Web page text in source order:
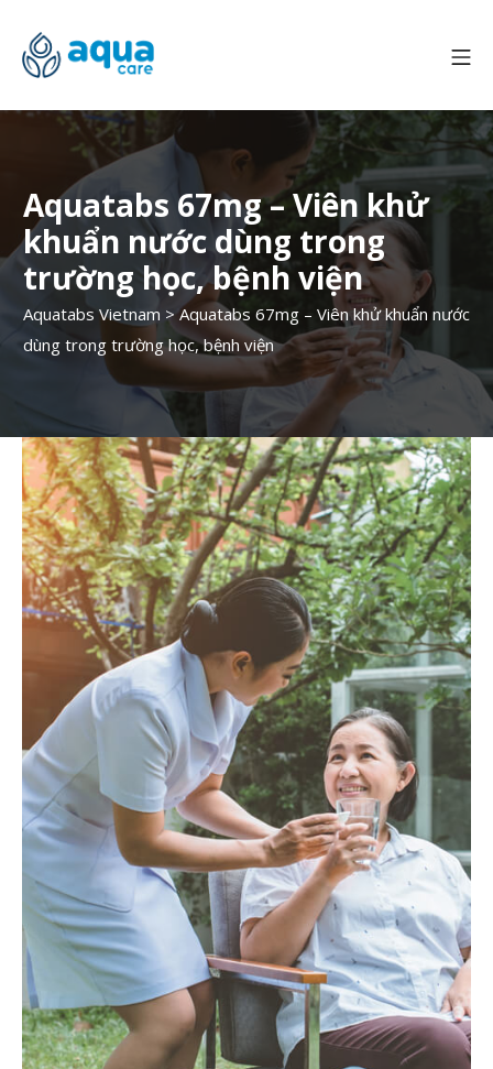
Aquatabs 67mg – Viên khử
khuẩn nước dùng trong
trường học, bệnh viện
Aquatabs Vietnam >Aquatabs 67mg – Viên khử khuẩn nước
dùng trong trường học, bệnh viện